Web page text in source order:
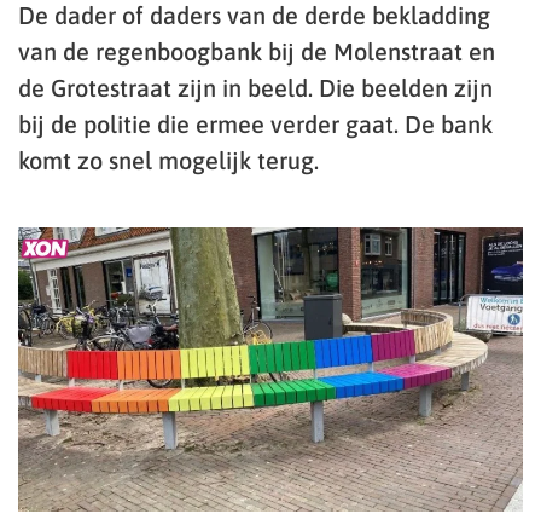
De dader of daders van de derde bekladding
van de regenboogbank bij de Molenstraat en
de Grotestraat zijn in beeld. Die beelden zijn
bij de politie die ermee verder gaat. De bank
komt zo snel mogelijk terug.